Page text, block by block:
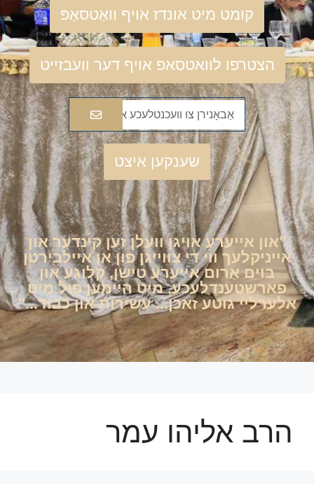
קומט מיט אונדז אויף וואַטסאַפּ
הצטרפו לוואטסאפ אויף דער וועבזייט
שענקען איצט
"און אייערע אויגן וועלן זען קינדער און
אייניקלעך ווי די צווייגן פון אן איילבירטן
בוים אַרום אייערע טישן, קלוגע און
פארשטענדלעכע, מיט היימען פול מיט
אלערליי גוטע זאכן... עשירות און כבוד..."
הרב אליהו עמר